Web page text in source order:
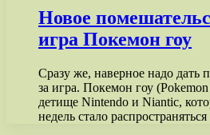
Новое
игра Покемон гоу
Сразу же, наверное надо дать
за игра. Покемон гоу
детище Nintendo и Niantic,
недель стало